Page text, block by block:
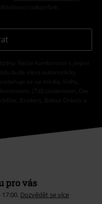
odkaz/link.
Nelze kombinovat s jinými
bude sleva automaticky
se na média, knihy,
(Till) Lindemann, Die
Broilers, Böhse Onkelz a
pro vás
Dozvědět se více